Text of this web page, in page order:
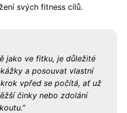
svých fitness cílů.
jako ve fitku, je důležité
a posouvat vlastní
vpřed se počítá, ať už
činky nebo zdolání